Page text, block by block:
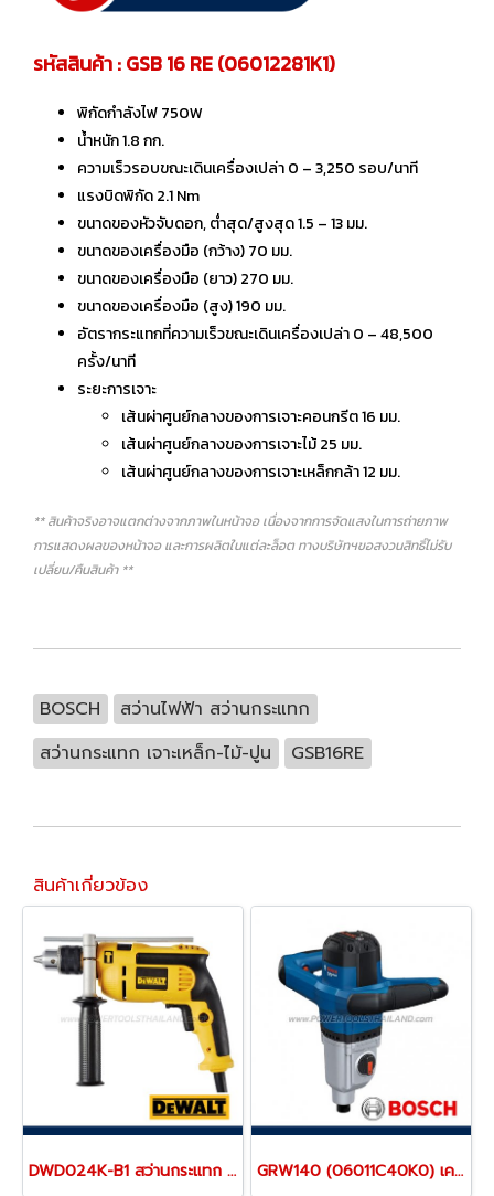
รหัสสินค้า : GSB 16 RE (06012281K1)
พิกัดกำลังไฟ 750W
น้ำหนัก 1.8 กก.
ความเร็วรอบขณะเดินเครื่องเปล่า 0 – 3,250 รอบ/นาที
แรงบิดพิกัด 2.1 Nm
ขนาดของหัวจับดอก, ต่ำสุด/สูงสุด 1.5 – 13 มม.
ขนาดของเครื่องมือ (กว้าง) 70 มม.
ขนาดของเครื่องมือ (ยาว) 270 มม.
ขนาดของเครื่องมือ (สูง) 190 มม.
อัตรากระแทกที่ความเร็วขณะเดินเครื่องเปล่า 0 – 48,500
ครั้ง/นาที
ระยะการเจาะ
เส้นผ่าศูนย์กลางของการเจาะคอนกรีต 16 มม.
เส้นผ่าศูนย์กลางของการเจาะไม้ 25 มม.
เส้นผ่าศูนย์กลางของการเจาะเหล็กกล้า 12 มม.
** สินค้าจริงอาจแตกต่างจากภาพในหน้าจอ เนื่องจากการจัดแสงในการถ่ายภาพ
การแสดงผลของหน้าจอ และการผลิตในแต่ละล็อต ทางบริษัทฯขอสงวนสิทธิ์ไม่รับ
เปลี่ยน/คืนสินค้า **
BOSCH
สว่านไฟฟ้า สว่านกระแทก
สว่านกระแทก เจาะเหล็ก-ไม้-ปูน
GSB16RE
สินค้าเกี่ยวข้อง
DWD024K-B1 สว่านกระแทก 1/2" (13 มม.) 650 วัตต์ / 2800RPM "DEWALT" ดีวอลท์ GRW140 (06011C40K0) เครื่องปั่นสารละลาย 1400 วัตต์ BOSCH